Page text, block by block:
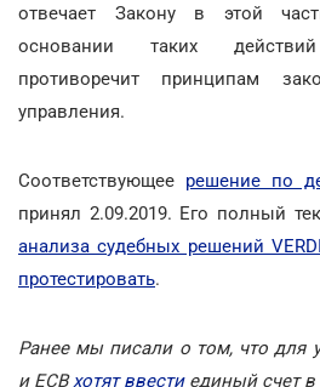
отвечает Закону в этой
основании таких
противоречит принципам
управления.
Соответствующее решение по
принял 2.09.2019. Его полный
анализа судебных решений
протестировать.
Ранее мы писали о том, что для
и ЕСВхотят ввестиединый счет в